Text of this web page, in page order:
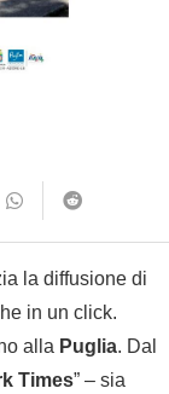
la diffusione di
in un click.
alla Puglia. Dal
Times” – sia